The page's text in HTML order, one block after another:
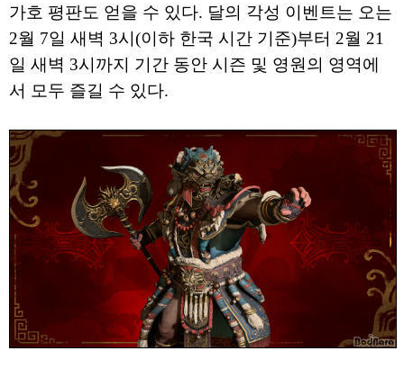
가호 평판도 얻을 수 있다. 달의 각성 이벤트는 오는
2월 7일 새벽 3시(이하 한국 시간 기준)부터 2월 21
일 새벽 3시까지 기간 동안 시즌 및 영원의 영역에
서 모두 즐길 수 있다.